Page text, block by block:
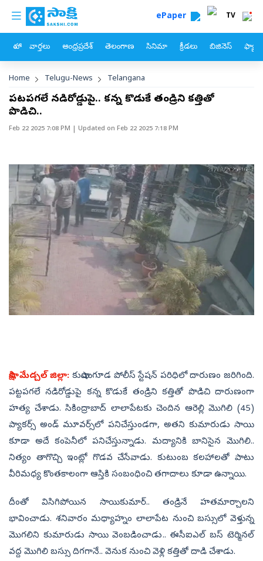
Skip to main content
custom menu ePaper TV
హోం వార్తలు ఆంధ్రప్రదేశ్ తెలంగాణ సినిమా క్రీడలు బిజినెస్
Breadcrumb
Home Telugu-News Telangana
పట్టపగలే నడిరోడ్డుపై.. కన్న కొడుకే తండ్రిని కత్తితో
పొడిచి..
Feb 22 2025 7:08 PM | Updated on Feb 22 2025 7:18 PM
సాక్షి, మేడ్చల్ జిల్లా: కుషాయిగూడ పోలీస్ స్టేషన్ పరిధిలో దారుణం జరిగింది.
పట్టపగలే నడిరోడ్డుపై కన్న కొడుకే తండ్రిని కత్తితో పొడిచి దారుణంగా
హత్య చేశాడు. సికింద్రాబాద్‌ లాలాపేటకు చెందిన ఆరెల్లి మొగిలి (45)
ప్యాకర్స్‌ అండ్‌ మూవర్స్‌లో పనిచేస్తుండగా, అతని కుమారుడు సాయి
కూడా అదే కంపెనీలో పనిచేస్తున్నాడు. మద్యానికి బానిసైన మొగిలి..
నిత్యం తాగొచ్చి ఇంట్లో గొడవ చేసేవాడు. కుటుంబ కలహాలతో పాటు
వీరిమధ్య కొంతకాలంగా ఆస్తికి సంబంధించి తగాదాలు కూడా ఉన్నాయి.
దీంతో విసిగిపోయిన సాయికుమార్‌.. తండ్రినే హతమార్చాలని
భావించాడు. శనివారం మధ్యాహ్నం లాలాపేట నుంచి బస్సులో వెళ్తున్న
మొగలిని కుమారుడు సాయి వెంబడించాడు.. ఈసీఐఎల్‌ బస్‌ టెర్మినల్‌
వద్ద మొగిలి బస్సు దిగగానే.. వెనుక నుంచి వెళ్లి కత్తితో దాడి చేశాడు.